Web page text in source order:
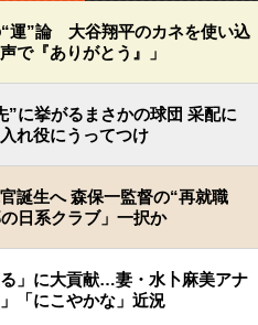
運”論 大谷翔平のカネを使い込
で『ありがとう』」
”に挙がるまさかの球団 采配に
れ役にうってつけ
誕生へ 森保一監督の“再就職
日系クラブ」一択か
」に大貢献…妻・水卜麻美アナ
「にこやかな」近況